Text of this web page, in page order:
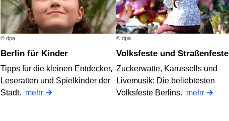
© dpa
Berlin für Kinder
Tipps für die kleinen Entdecker,
Leseratten und Spielkinder der
Stadt. mehr
© dpa
Volksfeste und Straßenfeste
Zuckerwatte, Karussells und
Livemusik: Die beliebtesten
Volksfeste Berlins. mehr